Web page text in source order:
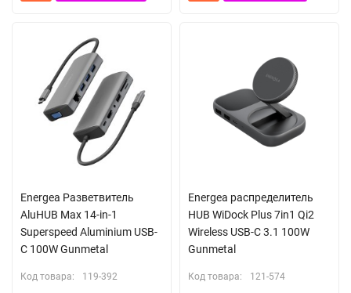
Energea Разветвитель
AluHUB Max 14-in-1
Superspeed Aluminium USB-
C 100W Gunmetal
Код товара: 119-392
Energea распределитель
HUB WiDock Plus 7in1 Qi2
Wireless USB-C 3.1 100W
Gunmetal
Код товара: 121-574